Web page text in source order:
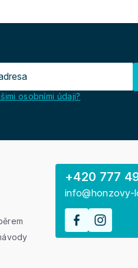
osobními údaji?
+420 777
info@honzovy-